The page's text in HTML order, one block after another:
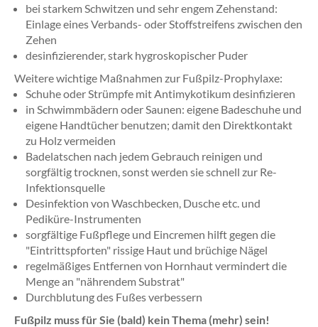
bei starkem Schwitzen und sehr engem Zehenstand:
Einlage eines Verbands- oder Stoffstreifens zwischen den
Zehen
desinfizierender, stark hygroskopischer Puder
Weitere wichtige Maßnahmen zur Fußpilz-Prophylaxe:
Schuhe oder Strümpfe mit Antimykotikum desinfizieren
in Schwimmbädern oder Saunen: eigene Badeschuhe und
eigene Handtücher benutzen; damit den Direktkontakt
zu Holz vermeiden
Badelatschen nach jedem Gebrauch reinigen und
sorgfältig trocknen, sonst werden sie schnell zur Re-
Infektionsquelle
Desinfektion von Waschbecken, Dusche etc. und
Pediküre-Instrumenten
sorgfältige Fußpflege und Eincremen hilft gegen die
"Eintrittspforten" rissige Haut und brüchige Nägel
regelmäßiges Entfernen von Hornhaut vermindert die
Menge an "nährendem Substrat"
Durchblutung des Fußes verbessern
Fußpilz muss für Sie (bald) kein Thema (mehr) sein!